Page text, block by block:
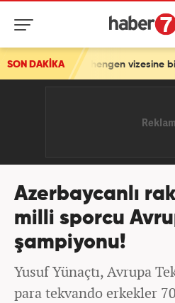
SON DAKİKA
Schengen vizesine bir darbe daha!
Azerbaycanlı
milli sporcu
şampiyonu!
Yusuf Yünaçtı, Avrupa
para tekvando erkekler